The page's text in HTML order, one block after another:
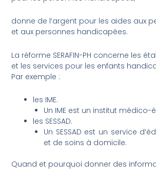
donne de l’argent pour les aides aux
et aux personnes handicapées.
La réforme SERAFIN-PH concerne les
et les services pour les enfants
Par exemple :
les IME.
Un IME est un institut médico-
les SESSAD.
Un SESSAD est un service
et de soins à domicile.
Quand et pourquoi donner des